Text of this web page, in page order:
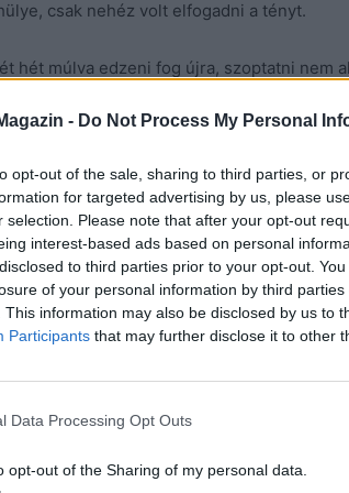
- Do Not Process My Personal
opt-out of the sale, sharing to third parties, or
for targeted advertising by us, please
selection. Please note that after your opt-out
interest-based ads based on personal
to third parties prior to your opt-out.
of your personal information by third parties
This information may also be disclosed by us to
Participants that may further disclose it to other
Data Processing Opt Outs
opt-out of the Sharing of my personal data.
csak nehéz volt elfogadni a tényt.
hét múlva edzeni fog újra, szoptatni nem
idegenebb lett számomra, mint a
nekem, de nem tudtam válaszolni.
Azt se tudtam, hogy létezik olyan
aki ezt kapta.Fel nem foghattam, hogy
hogy szerencsétlen, micsoda
meglátogattam a lányom, vittem neki egy
nekik, hogy semmiben ne szenvedjen
át az éjszakákat. Felébredtem hol
Vajon minden rendben van a
aki hangosan nevetett
értsd a kis lakásom bejárata előtt, ami
egyedül laktam benne. Addig.